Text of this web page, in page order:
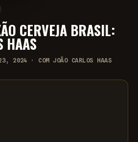
CERVEJA BRASIL:
HAAS
2024 · COM JOÃO CARLOS HAAS